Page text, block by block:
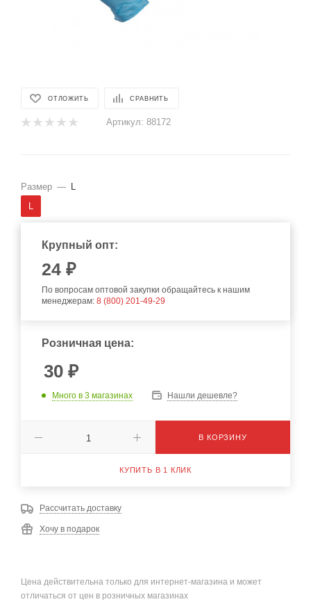
ОТЛОЖИТЬ СРАВНИТЬ
Артикул: 88172
Размер — L
L
Крупный опт:
24 ₽
По вопросам оптовой закупки обращайтесь к нашим
менеджерам: 8 (800) 201-49-29
Розничная цена:
30 ₽
Много в 3 магазинах Нашли дешевле?
В КОРЗИНУ
КУПИТЬ В 1 КЛИК
Рассчитать доставку
Хочу в подарок
Цена действительна только для интернет-магазина и может
отличаться от цен в розничных магазинах